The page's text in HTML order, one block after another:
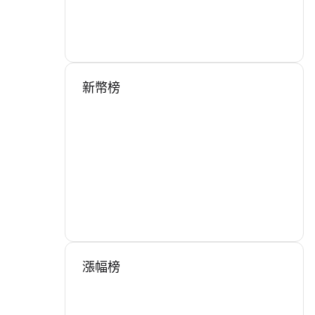
新幣榜
漲幅榜